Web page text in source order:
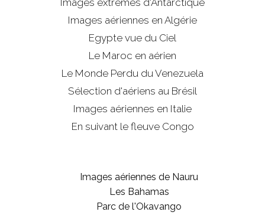
Images aériennes en Algérie
Egypte vue du Ciel
Le Maroc en aérien
Le Monde Perdu du Venezuela
Sélection d'aériens au Brésil
Images aériennes en Italie
En suivant le fleuve Congo
Images aériennes de Nauru
Les Bahamas
Parc de l'Okavango